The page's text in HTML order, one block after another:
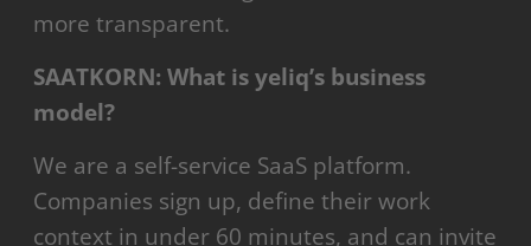
more transparent.
SAATKORN: What is yeliq’s business
model?
We are a self-service SaaS platform.
Companies sign up, define their work
context in under 60 minutes, and can invite